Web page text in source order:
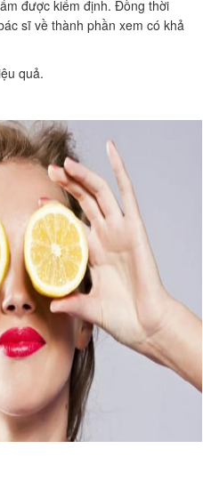
được kiểm định. Đồng thời
sĩ về thành phần xem có khả
quả.